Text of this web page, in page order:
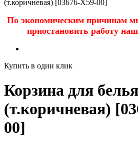
(т.коричневая) [03676-X59-00]
По экономическим причинам
приостановить работу
Купить в один клик
Корзина для
(т.коричневая)
00]